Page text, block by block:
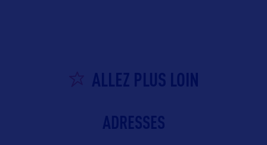
ALLEZ PLUS LOIN
ADRESSES